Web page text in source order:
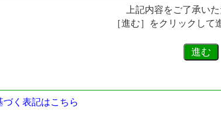
上記内容をご了承い
［進む］をクリックして
く表記はこちら